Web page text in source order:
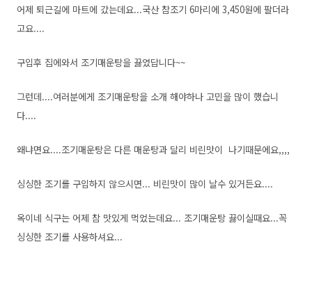
어제 퇴근길에 마트에 갔는데요...국산 참조기 6마리에 3,450원에 팔더라
고요....
구입후 집에와서 조기매운탕을 끓였답니다~~
그런데....여러분에게 조기매운탕을 소개 해야하나 고민을 많이 했습니
다....
왜냐면요....조기매운탕은 다른 매운탕과 달리 비린맛이 나기때문에요,,,,
싱싱한 조기를 구입하지 않으시면... 비린맛이 많이 날수 있거든요....
옥이네 식구는 어제 참 맛있게 먹었는데요... 조기매운탕 끓이실때요...꼭
싱싱한 조기를 사용하셔요...